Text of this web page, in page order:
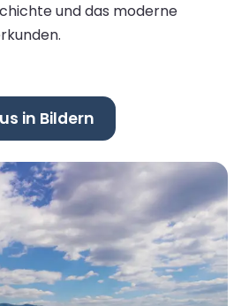
und das moderne
in Bildern